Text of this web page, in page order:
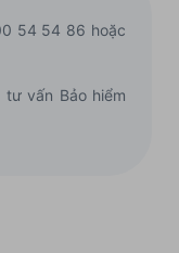
54 54 86 hoặc
vấn Bảo hiểm